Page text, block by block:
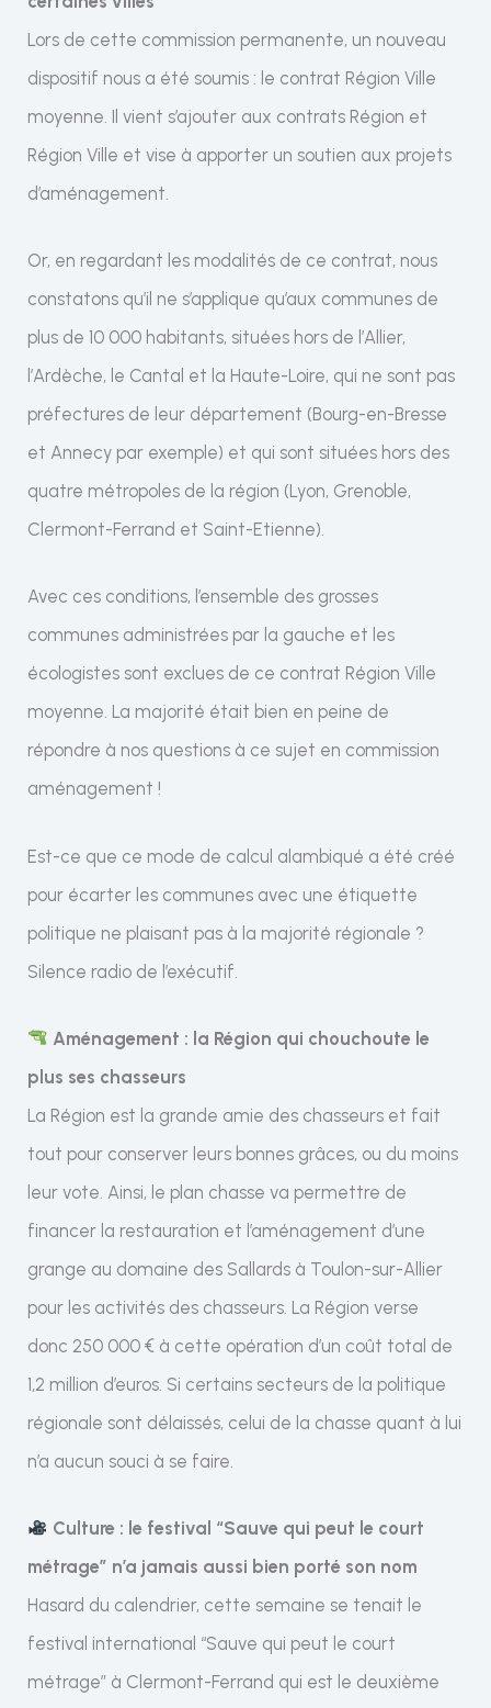
Lors de cette commission permanente, un nouveau
dispositif nous a été soumis : le contrat Région Ville
moyenne. Il vient s’ajouter aux contrats Région et
Région Ville et vise à apporter un soutien aux projets
d’aménagement.
Or, en regardant les modalités de ce contrat, nous
constatons qu’il ne s’applique qu’aux communes de
plus de 10 000 habitants, situées hors de l’Allier,
l’Ardèche, le Cantal et la Haute-Loire, qui ne sont pas
préfectures de leur département (Bourg-en-Bresse
et Annecy par exemple) et qui sont situées hors des
quatre métropoles de la région (Lyon, Grenoble,
Clermont-Ferrand et Saint-Etienne).
Avec ces conditions, l’ensemble des grosses
communes administrées par la gauche et les
écologistes sont exclues de ce contrat Région Ville
moyenne. La majorité était bien en peine de
répondre à nos questions à ce sujet en commission
aménagement !
Est-ce que ce mode de calcul alambiqué a été créé
pour écarter les communes avec une étiquette
politique ne plaisant pas à la majorité régionale ?
Silence radio de l’exécutif.
Aménagement : la Région qui chouchoute le
plus ses chasseurs
La Région est la grande amie des chasseurs et fait
tout pour conserver leurs bonnes grâces, ou du moins
leur vote. Ainsi, le plan chasse va permettre de
financer la restauration et l’aménagement d’une
grange au domaine des Sallards à Toulon-sur-Allier
pour les activités des chasseurs. La Région verse
donc 250 000 € à cette opération d’un coût total de
1,2 million d’euros. Si certains secteurs de la politique
régionale sont délaissés, celui de la chasse quant à lui
n’a aucun souci à se faire.
Culture : le festival “Sauve qui peut le court
métrage” n’a jamais aussi bien porté son nom
Hasard du calendrier, cette semaine se tenait le
festival international “Sauve qui peut le court
métrage” à Clermont-Ferrand qui est le deuxième